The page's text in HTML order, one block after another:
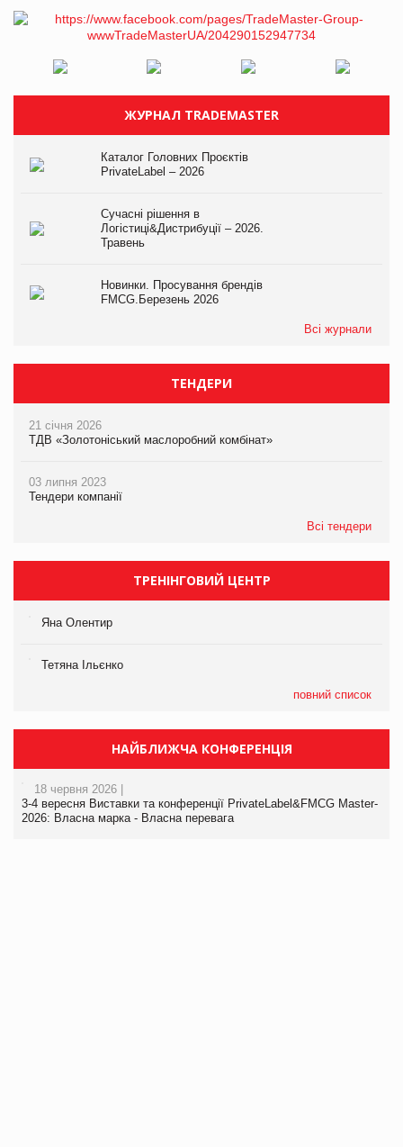
ЖУРНАЛ TRADEMASTER
Каталог Головних Проєктів
PrivateLabel – 2026
Сучасні рішення в
Логістиці&Дистрибуції – 2026.
Травень
Новинки. Просування брендів
FMCG.Березень 2026
Всі журнали
ТЕНДЕРИ
21 січня 2026
ТДВ «Золотоніський маслоробний комбінат»
03 липня 2023
Тендери компанії
Всі тендери
ТРЕНІНГОВИЙ ЦЕНТР
Яна Олентир
Тетяна Ільєнко
повний список
НАЙБЛИЖЧА КОНФЕРЕНЦІЯ
18 червня 2026 |
3-4 вересня Виставки та конференції PrivateLabel&FMCG Master-
2026: Власна марка - Власна перевага